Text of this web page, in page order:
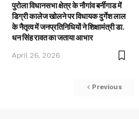
पुरोला विधानसभा क्षेत्र के नौगांव बर्नीगाड में
डिग्री कालेज खोलने पर विधायक दुर्गेश लाल
के नैतृत्व में जनप्रतिनिधियों ने शिक्षामंत्री डा.
धन सिंह रावत का जताया आभार
April 26, 2026
Previous